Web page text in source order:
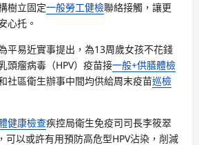
樹立固定一般勞工健檢聯絡接觸，讓更
心托。
平易近實事提出，為13周歲女孩不花錢
頭瘤病毒（HPV）疫苗接一般+供膳體檢
社區衛生辦事中間均供給周末疫苗巡檢
健康檢查疾控局衛生免疫司司長李筱翠
可以或許有用預防高危型HPV沾染，削減